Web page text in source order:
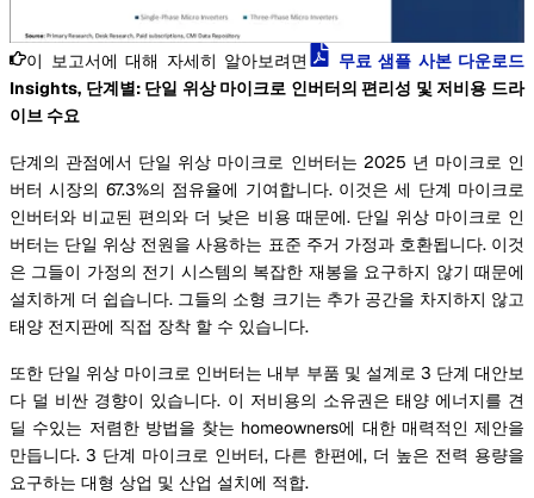
이 보고서에 대해 자세히 알아보려면
무료 샘플 사본 다운로드
Insights, 단계별: 단일 위상 마이크로 인버터의 편리성 및 저비용 드라
이브 수요
단계의 관점에서 단일 위상 마이크로 인버터는 2025 년 마이크로 인
버터 시장의 67.3%의 점유율에 기여합니다. 이것은 세 단계 마이크로
인버터와 비교된 편의와 더 낮은 비용 때문에. 단일 위상 마이크로 인
버터는 단일 위상 전원을 사용하는 표준 주거 가정과 호환됩니다. 이것
은 그들이 가정의 전기 시스템의 복잡한 재봉을 요구하지 않기 때문에
설치하게 더 쉽습니다. 그들의 소형 크기는 추가 공간을 차지하지 않고
태양 전지판에 직접 장착 할 수 있습니다.
또한 단일 위상 마이크로 인버터는 내부 부품 및 설계로 3 단계 대안보
다 덜 비싼 경향이 있습니다. 이 저비용의 소유권은 태양 에너지를 견
딜 수있는 저렴한 방법을 찾는 homeowners에 대한 매력적인 제안을
만듭니다. 3 단계 마이크로 인버터, 다른 한편에, 더 높은 전력 용량을
요구하는 대형 상업 및 산업 설치에 적합.